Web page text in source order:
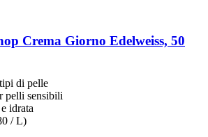
Crema Giorno Edelweiss, 50
di pelle
pelli sensibili
idrata
/ L)